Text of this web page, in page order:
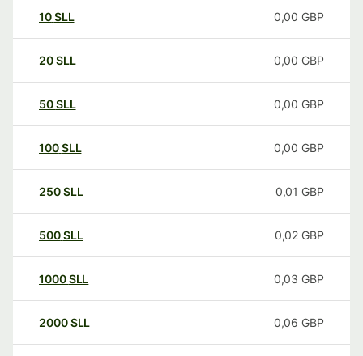
10SLL 0,00 GBP
20SLL 0,00 GBP
50SLL 0,00 GBP
100SLL 0,00 GBP
250SLL 0,01 GBP
500SLL 0,02 GBP
1000SLL 0,03 GBP
2000SLL 0,06 GBP